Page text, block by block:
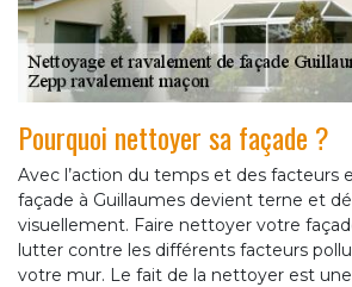
Pourquoi nettoyer sa façade ?
Avec l’action du temps et des facteurs
façade à Guillaumes devient terne et
visuellement. Faire nettoyer votre
lutter contre les différents facteurs
votre mur. Le fait de la nettoyer est